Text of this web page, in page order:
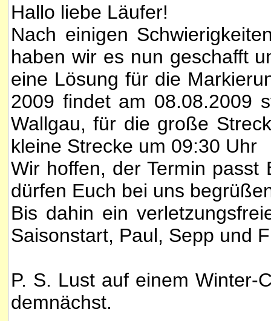
Hallo liebe Läufer!
Nach einigen
haben wir es nun geschafft
eine Lösung für die
2009 findet am 08.08.2009
Wallgau, für die große
kleine Strecke um 09:30 Uhr
Wir hoffen, der Termin passt
dürfen Euch bei uns
Bis dahin ein
Saisonstart, Paul, Sepp und
P. S. Lust auf einem Winter-
demnächst.